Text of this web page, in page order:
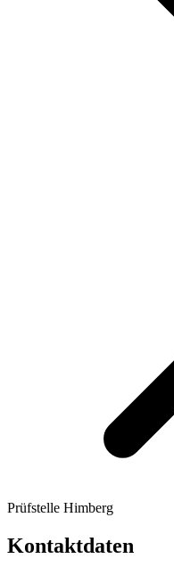
Prüfstelle Himberg
Kontaktdaten